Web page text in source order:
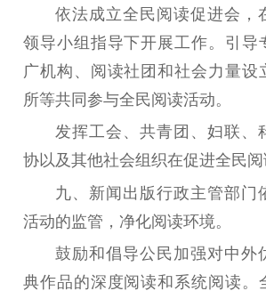
依法成立全民阅读促进会，
领导小组指导下开展工作。引导
广机构、阅读社团和社会力量设
所等共同参与全民阅读活动。
发挥工会、共青团、妇联、
协以及其他社会组织在促进全民阅
九、 新闻出版行政主管部门
活动的监管，净化阅读环境。
鼓励和倡导公民加强对中外
典作品的深度阅读和系统阅读。